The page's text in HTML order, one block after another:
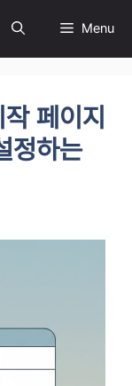
Menu
페이지
정하는